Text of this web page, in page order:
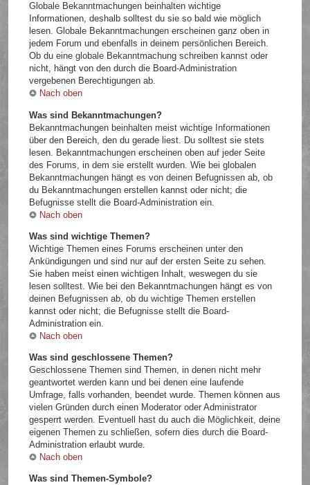
Globale Bekanntmachungen beinhalten wichtige
Informationen, deshalb solltest du sie so bald wie möglich
lesen. Globale Bekanntmachungen erscheinen ganz oben in
jedem Forum und ebenfalls in deinem persönlichen Bereich.
Ob du eine globale Bekanntmachung schreiben kannst oder
nicht, hängt von den durch die Board-Administration
vergebenen Berechtigungen ab.
Nach oben
Was sind Bekanntmachungen?
Bekanntmachungen beinhalten meist wichtige Informationen
über den Bereich, den du gerade liest. Du solltest sie stets
lesen. Bekanntmachungen erscheinen oben auf jeder Seite
des Forums, in dem sie erstellt wurden. Wie bei globalen
Bekanntmachungen hängt es von deinen Befugnissen ab, ob
du Bekanntmachungen erstellen kannst oder nicht; die
Befugnisse stellt die Board-Administration ein.
Nach oben
Was sind wichtige Themen?
Wichtige Themen eines Forums erscheinen unter den
Ankündigungen und sind nur auf der ersten Seite zu sehen.
Sie haben meist einen wichtigen Inhalt, weswegen du sie
lesen solltest. Wie bei den Bekanntmachungen hängt es von
deinen Befugnissen ab, ob du wichtige Themen erstellen
kannst oder nicht; die Befugnisse stellt die Board-
Administration ein.
Nach oben
Was sind geschlossene Themen?
Geschlossene Themen sind Themen, in denen nicht mehr
geantwortet werden kann und bei denen eine laufende
Umfrage, falls vorhanden, beendet wurde. Themen können aus
vielen Gründen durch einen Moderator oder Administrator
gesperrt werden. Eventuell hast du auch die Möglichkeit, deine
eigenen Themen zu schließen, sofern dies durch die Board-
Administration erlaubt wurde.
Nach oben
Was sind Themen-Symbole?